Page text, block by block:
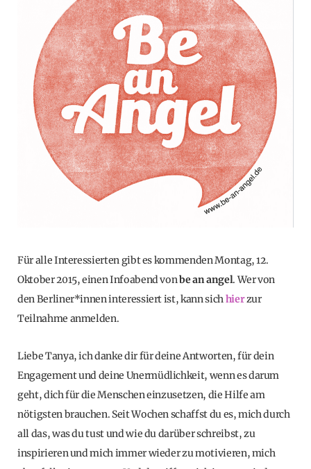
Für alle Interessierten gibt es kommenden Montag, 12.
Oktober 2015, einen Infoabend vonbe an angel. Wer von
den Berliner*innen interessiert ist, kann sichhierzur
Teilnahme anmelden.
Liebe Tanya, ich danke dir für deine Antworten, für dein
Engagement und deine Unermüdlichkeit, wenn es darum
geht, dich für die Menschen einzusetzen, die Hilfe am
nötigsten brauchen. Seit Wochen schaffst du es, mich durch
all das, was du tust und wie du darüber schreibst, zu
inspirieren und mich immer wieder zu motivieren, mich